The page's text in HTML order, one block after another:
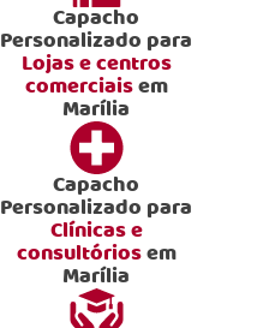
Capacho
Personalizado para
Lojas e centros
comerciaisem
Marília
Capacho
Personalizado para
Clínicas e
consultóriosem
Marília